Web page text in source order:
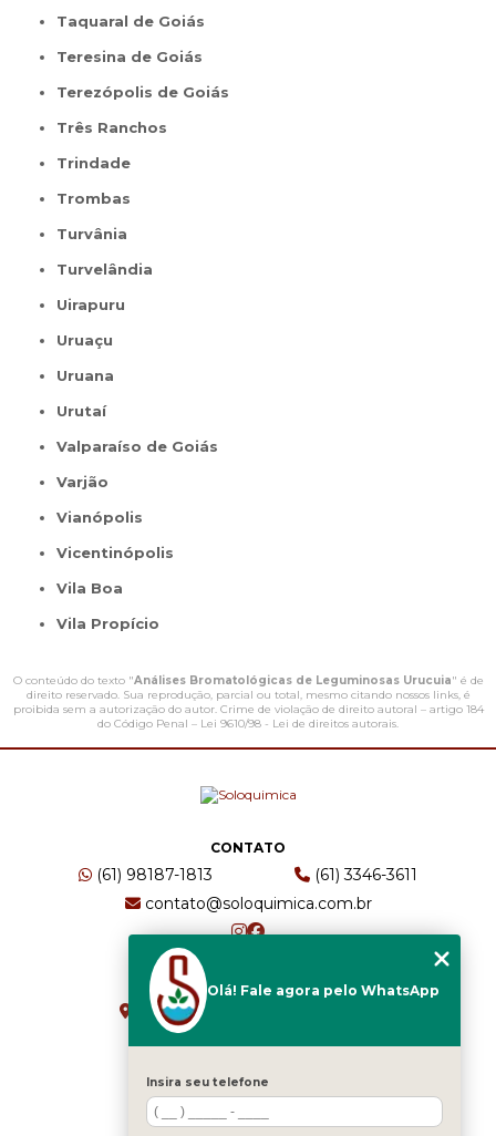
Taquaral de Goiás
Teresina de Goiás
Terezópolis de Goiás
Três Ranchos
Trindade
Trombas
Turvânia
Turvelândia
Uirapuru
Uruaçu
Uruana
Urutaí
Valparaíso de Goiás
Varjão
Vianópolis
Vicentinópolis
Vila Boa
Vila Propício
O conteúdo do texto "Análises Bromatológicas de Leguminosas Urucuia" é de
direito reservado. Sua reprodução, parcial ou total, mesmo citando nossos links, é
proibida sem a autorização do autor. Crime de violação de direito autoral – artigo 184
do Código Penal – Lei 9610/98 - Lei de direitos autorais.
CONTATO
(61) 98187-1813
(61) 3346-3611
contato@soloquimica.com.br
ENDEREÇO
CRS 511 Sul, Bl B, Sl 49 - Asa Sul
Brasília - DF - CEP: 70361-520
HOME
Olá! Fale agora pelo WhatsApp
Insira seu telefone